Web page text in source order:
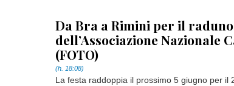
Da Bra a Rimini per il
dell’Associazione Nazionale
(FOTO)
(h. 18:08)
La festa raddoppia il prossimo 5 giugno per il